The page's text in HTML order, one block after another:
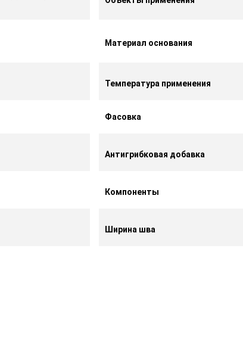
Материал основания
Температура применения
Фасовка
Антигрибковая добавка
Компоненты
Ширина шва